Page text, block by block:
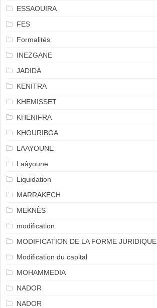
ESSAOUIRA
FES
Formalités
INEZGANE
JADIDA
KENITRA
KHEMISSET
KHENIFRA
KHOURIBGA
LAAYOUNE
Laâyoune
Liquidation
MARRAKECH
MEKNÈS
modification
MODIFICATION DE LA FORME JURIDIQUE
Modification du capital
MOHAMMEDIA
NADOR
NADOR